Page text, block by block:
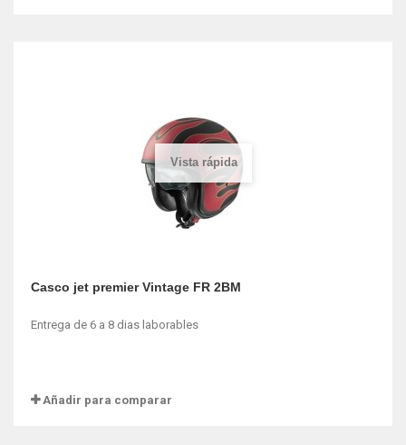
Vista rápida
Casco jet premier Vintage FR 2BM
Entrega de 6 a 8 dias laborables
Añadir para comparar